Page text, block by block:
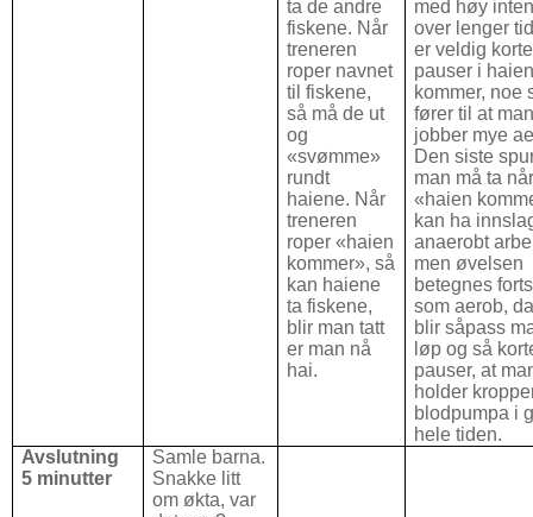
ta de andre
fiskene. Når
treneren
roper navnet
til fiskene,
så må de ut
og
«svømme»
rundt
haiene. Når
treneren
roper «haien
kommer», så
kan haiene
ta fiskene,
blir man tatt
er man nå
hai.
med høy
over lenger
er veldig korte
pauser i
kommer, noe
fører til at
jobber mye
Den siste
man må ta
«haien
kan ha
anaerobt
men øvelsen
betegnes
som aerob,
blir såpass
løp og så
pauser, at
holder
blodpumpa i
hele tiden.
Avslutning
5 minutter
Samle barna.
Snakke litt
om økta, var